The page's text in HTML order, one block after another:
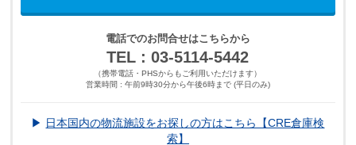
電話でのお問合せはこちらから
TEL : 03-5114-5442
（携帯電話・PHSからもご利用いただけます）
営業時間 : 午前9時30分から午後6時まで (平日のみ)
▶ 日本国内の物流施設をお探しの方はこちら【CRE倉庫検
索】